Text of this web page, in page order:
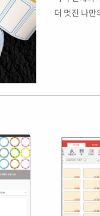
더 멋진 나만